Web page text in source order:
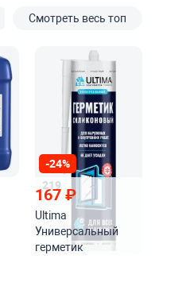
Смотреть весь топ
-24%
219
167 ₽
Ultima
Универсальный
герметик